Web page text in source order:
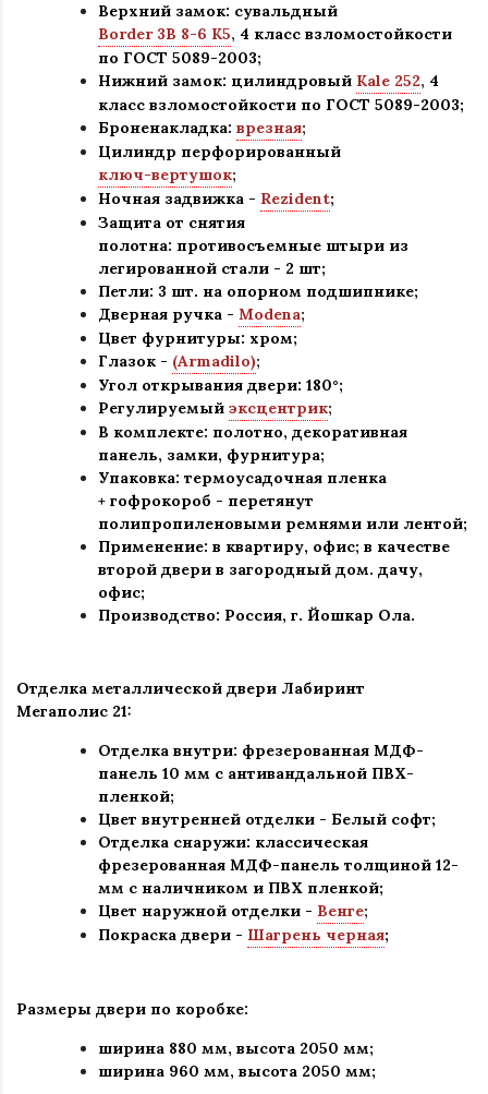
Верхний замок: сувальдный
Border 3В 8-6 К5, 4 класс взломостойкости
по ГОСТ 5089-2003;
Нижний замок: цилиндровый Kale 252, 4
класс взломостойкости по ГОСТ 5089-2003;
Броненакладка: врезная;
Цилиндр перфорированный
ключ-вертушок;
Ночная задвижка - Rezident;
Защита от снятия
полотна: противосъемные штыри из
легированной стали - 2 шт;
Петли: 3 шт. на опорном подшипнике;
Дверная ручка - Modena;
Цвет фурнитуры: хром;
Глазок - (Armadilo);
Угол открывания двери: 180°;
Регулируемый эксцентрик;
В комплекте: полотно, декоративная
панель, замки, фурнитура;
Упаковка: термоусадочная пленка
+ гофрокороб - перетянут
полипропиленовыми ремнями или лентой;
Применение: в квартиру, офис; в качестве
второй двери в загородный дом. дачу,
офис;
Производство: Россия, г. Йошкар Ола.
Отделка металлической двери Лабиринт
Мегаполис 21:
Отделка внутри: фрезерованная МДФ-
панель 10 мм с антивандальной ПВХ-
пленкой;
Цвет внутренней отделки - Белый софт;
Отделка снаружи: классическая
фрезерованная МДФ-панель толщиной 12-
мм с наличником и ПВХ пленкой;
Цвет наружной отделки - Венге;
Покраска двери - Шагрень черная;
Размеры двери по коробке:
ширина 880 мм, высота 2050 мм;
ширина 960 мм, высота 2050 мм;